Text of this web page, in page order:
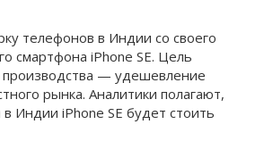
телефонов в Индии со своего
смартфона iPhone SE. Цель
производства — удешевление
рынка. Аналитики полагают,
Индии iPhone SE будет стоить